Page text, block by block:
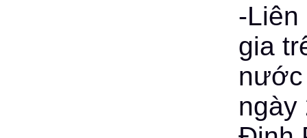
-Liên
gia
ngày